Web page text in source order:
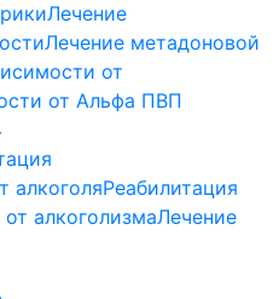
Лечение
Лечение метадоновой
от
от Альфа ПВП
алкоголяРеабилитация
алкоголизмаЛечение